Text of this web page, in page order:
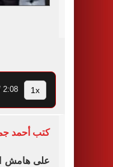
2:08 / 0:00 1x
كتب أحمد
على هامش